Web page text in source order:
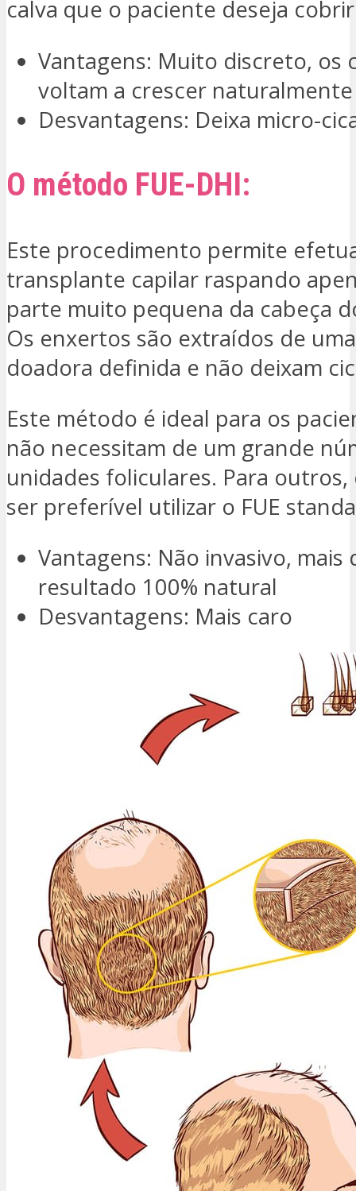
calva que o paciente deseja
Vantagens: Muito discreto, os
voltam a crescer naturalmente
Desvantagens: Deixa micro-
O método FUE-DHI:
Este procedimento permite
transplante capilar raspando
parte muito pequena da cabeça
Os enxertos são extraídos de
doadora definida e não deixam
Este método é ideal para os
não necessitam de um grande
unidades foliculares. Para
ser preferível utilizar o FUE
Vantagens: Não invasivo, mais
resultado 100% natural
Desvantagens: Mais caro